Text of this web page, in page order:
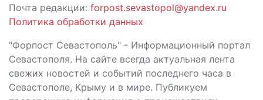
Почта редакции: forpost.sevastopol@yandex.ru
Политика обработки данных
"Форпост Севастополь" - Информационный портал
Севастополя. На сайте всегда актуальная лента
свежих новостей и событий последнего часа в
Севастополе, Крыму и в мире. Публикуем